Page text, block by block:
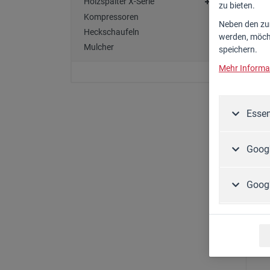
Kompressoren
Heckschaufeln
Mulcher
zu bieten.
Neben den
werden,
speichern.
Mehr